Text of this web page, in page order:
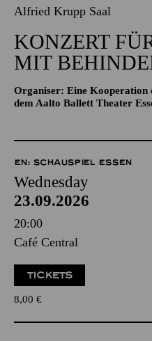
Alfried Krupp Saal
KONZERT
MIT
Organiser: Eine Kooperation
dem Aalto Ballett Theater
EN: SCHAUSPIEL ESSEN
Wednesday
23.09.2026
20:00
Café Central
TICKETS
8,00 €